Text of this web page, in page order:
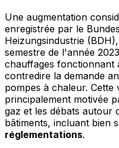
Une augmentation
enregistrée par le
Heizungsindustrie
semestre de l'année
chauffages fonctionnant
contredire la demande
pompes à chaleur. Cette
principalement motivée
gaz et les débats autour
bâtiments, incluant bien
réglementations.